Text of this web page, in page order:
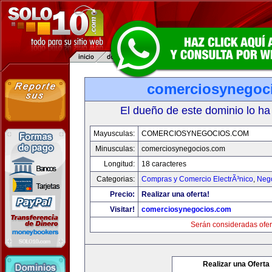
El dueño de este dominio lo
Mayusculas:
COMERCIOSYNEGOCIOS.COM
Minusculas:
comerciosynegocios.com
Longitud:
18 caracteres
Categorias:
Compras y Comercio ElectrÃ³nico,
Precio:
Realizar una oferta!
Visitar!
comerciosynegocios.com
Serán consideradas
Realizar una Oferta